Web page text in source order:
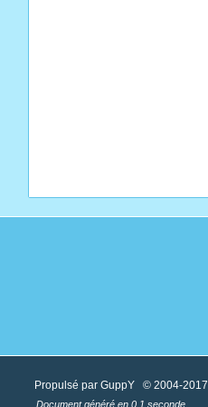
Propulsé par GuppY © 2004-2017
Document généré en 0.1 seconde